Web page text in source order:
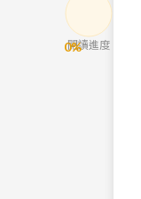
0%
閱讀進度